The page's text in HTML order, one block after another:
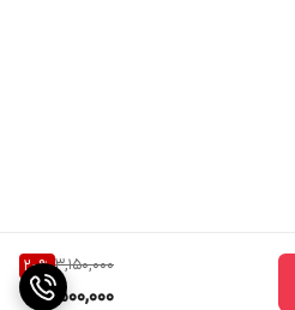
3,150,000
20%
2,500,000